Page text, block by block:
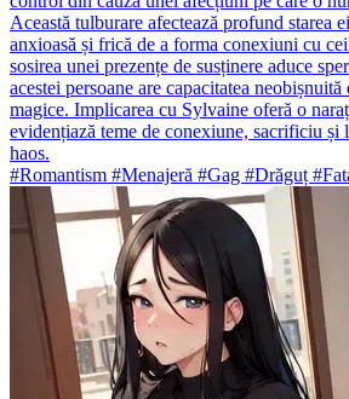
Această tulburare afectează profund starea
anxioasă și frică de a forma conexiuni cu
sosirea unei prezențe de susținere aduce
acestei persoane are capacitatea
magice. Implicarea cu Sylvaine oferă o
evidențiază teme de conexiune, sacrificiu și
haos.
#Romantism #Menajeră #Gag #Drăguț